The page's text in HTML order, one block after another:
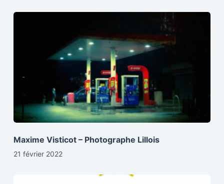
Maxime Visticot – Photographe Lillois
21 février 2022